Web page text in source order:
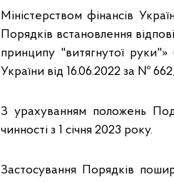
Міністерством фінансів
Порядків встановлення
принципу "витягнутої руки"»
України від 16.06.2022 за №
З урахуванням положень
чинності з 1 січня 2023 року.
Застосування Порядків